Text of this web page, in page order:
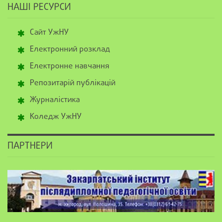
НАШІ РЕСУРСИ
Сайт УжНУ
Електронний розклад
Електронне навчання
Репозитарій публікацій
Журналістика
Коледж УжНУ
ПАРТНЕРИ